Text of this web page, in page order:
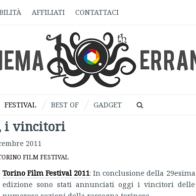
AFFILIATI CONTATTACI
FESTIVAL BEST OF GADGET
i vincitori
2011
FILM FESTIVAL
Torino Film Festival 2011: In conclusione della 29esima
edizione sono stati annunciati oggi i vincitori delle